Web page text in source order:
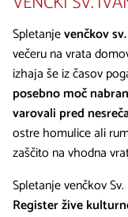
Spletanjevenčkov
večeru na vrata
izhaja še iz časov
posebno moč
varovali pred
ostre homulice ali
zaščito na vhodna
Spletanje venčkov
Register žive